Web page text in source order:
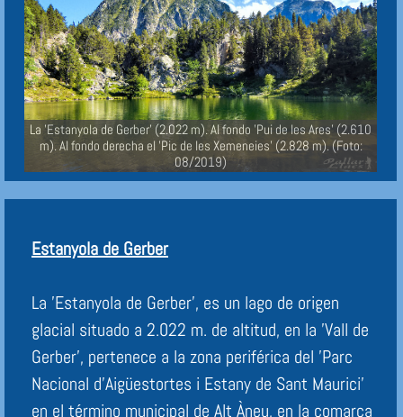
La 'Estanyola de Gerber' (2.022 m). Al fondo 'Pui de les Ares' (2.610
m). Al fondo derecha el 'Pic de les Xemeneies' (2.828 m). (Foto:
08/2019)
Estanyola de Gerber
La 'Estanyola de Gerber', es un lago de origen
glacial situado a 2.022 m. de altitud, en la 'Vall de
Gerber', pertenece a la zona periférica del 'Parc
Nacional d'Aigüestortes i Estany de Sant Maurici'
en el término municipal de Alt Àneu, en la comarca